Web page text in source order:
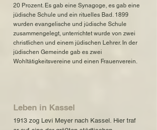
20 Prozent. Es gab eine Synagoge, es gab eine
jüdische Schule und ein rituelles Bad. 1899
wurden evangelische und jüdische Schule
zusammengelegt, unterrichtet wurde von zwei
christlichen und einem jüdischen Lehrer. In der
jüdischen Gemeinde gab es zwei
Wohltätigkeitsvereine und einen Frauenverein.
Leben in Kassel
1913 zog Levi Meyer nach Kassel. Hier traf